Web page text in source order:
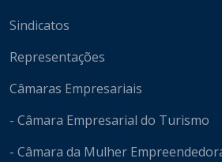
Sindicatos
Representações
Câmaras Empresariais
- Câmara Empresarial do Turismo
- Câmara da Mulher